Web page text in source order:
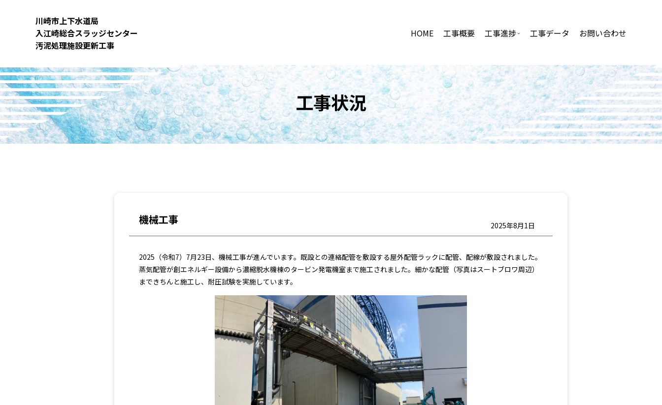
ッ
プ
川崎市上下⽔道局
⼊江崎総合スラッジセンター
汚泥処理施設更新⼯事
HOME 工事概要 工事進捗 工事データ お問い合わせ
工事状況
機械工事 2025年8月1日
2025（令和7）7月23日、機械工事が進んでいます。既設との連絡配管を敷設する屋外配管ラックに配管、配線が敷設されました。
蒸気配管が創エネルギー設備から濃縮脱水機棟のタービン発電機室まで施工されました。細かな配管（写真はスートブロワ周辺）
まできちんと施工し、耐圧試験を実施しています。